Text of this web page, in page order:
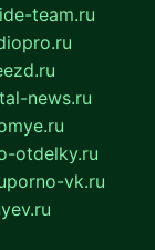
team.ru
news.ru
otdelky.ru
porno-vk.ru